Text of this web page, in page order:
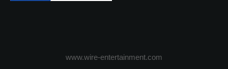
www.wire-entertainment.com